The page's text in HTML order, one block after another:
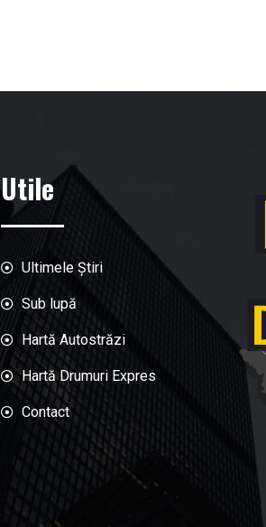
Utile
Ultimele Știri
Sub lupă
Hartă Autostrăzi
Hartă Drumuri Expres
Contact